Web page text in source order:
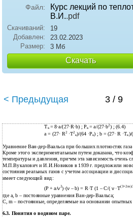
Файл:
Курс лекций по
В.И..pdf
Скачиваний:
19
Добавлен:
23.02.2023
Размер:
3 Мб
Скачать
< Предыдущая 3 / 9
Тк = 8·а/(27·R·b) ; Pк= a/(27·b2) ; (6.4)
а = (27· R2 ·Т2
к)/(64 ·Pк) ; b = (27· R ·Тк)/
Уравнение Ван-дер-Ваальса при больших плотностях
Кроме этого экспериментальным путем доказана, что
температуры и давления, причем эта зависимость очень
М.П.Вукалович и И.И.Новиков в 1939 г. предложили
состояния реальных газов с учетом ассоциации и
имеет следующий вид:
(P + a/ν2)·(ν – b) = R·T (1 – С/( ν ·Т(3+2m)/
где a, b – постоянные уравнения Ван-дер-Ваальса;
С, m – постоянные, определяемые на основании опытных
6.3. Понятия о водяном паре.